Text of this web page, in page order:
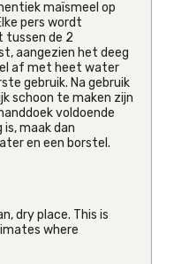
maïsmeel op
pers wordt
tussen de 2
aangezien het deeg
af met heet water
gebruik. Na gebruik
schoon te maken zijn
voldoende
maak dan
en een borstel.
dry place. This is
where